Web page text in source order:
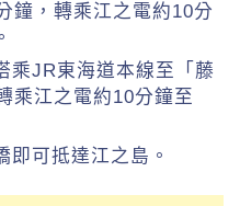
鐘，轉乘江之電約10分
乘JR東海道本線至「藤
乘江之電約10分鐘至
即可抵達江之島。